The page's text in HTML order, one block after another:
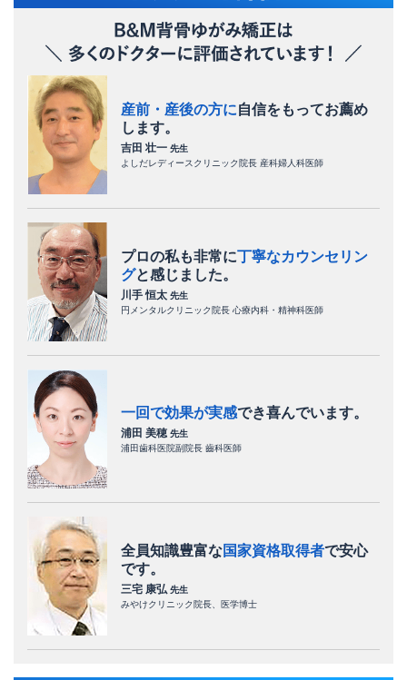
産前・産後の方に自信をもってお薦め
します。
吉田 壮一 先生
よしだレディースクリニック院長 産科婦人科医師
プロの私も非常に丁寧なカウンセリン
グと感じました。
川手 恒太 先生
円メンタルクリニック院長 心療内科・精神科医師
一回で効果が実感でき喜んでいます。
浦田 美穂 先生
浦田歯科医院副院長 齒科医師
全員知識豊富な国家資格取得者で安心
です。
三宅 康弘 先生
みやけクリニック院長、医学博士